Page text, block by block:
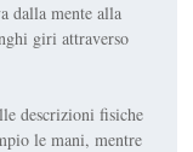
dalla mente alla
giri attraverso
descrizioni fisiche
le mani, mentre